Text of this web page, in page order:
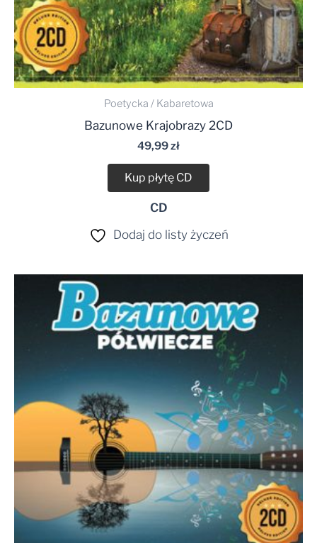
Poetycka / Kabaretowa
Bazunowe Krajobrazy 2CD
49,99zł
Kup płytę CD
CD
Dodaj do listy życzeń